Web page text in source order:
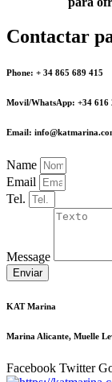
Contactar
Phone: + 34 865 689 415
Movil/WhatsApp: +34 616
Email:
Name
Email
Tel.
Message
Enviar
KAT Marina
Marina Alicante, Muelle
Facebook Twitter